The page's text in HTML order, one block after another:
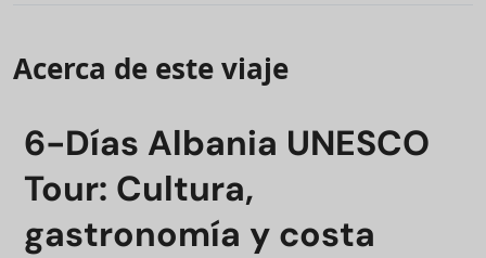
Acerca de este viaje
6-Días Albania UNESCO
Tour: Cultura,
gastronomía y costa